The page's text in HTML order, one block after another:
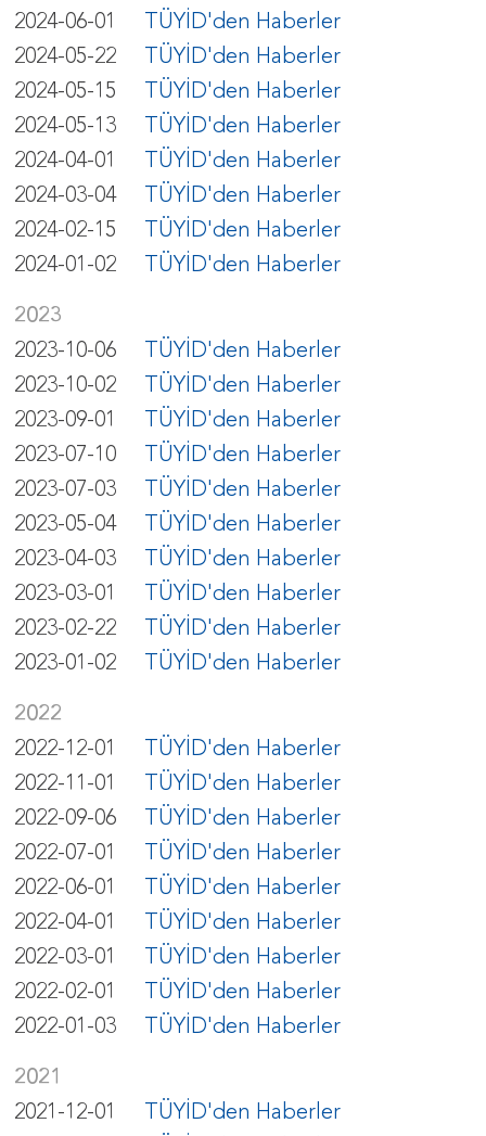
2024-06-01
TÜYİD'den Haberler
2024-05-22
TÜYİD'den Haberler
2024-05-15
TÜYİD'den Haberler
2024-05-13
TÜYİD'den Haberler
2024-04-01
TÜYİD'den Haberler
2024-03-04
TÜYİD'den Haberler
2024-02-15
TÜYİD'den Haberler
2024-01-02
TÜYİD'den Haberler
2023
2023-10-06
TÜYİD'den Haberler
2023-10-02
TÜYİD'den Haberler
2023-09-01
TÜYİD'den Haberler
2023-07-10
TÜYİD'den Haberler
2023-07-03
TÜYİD'den Haberler
2023-05-04
TÜYİD'den Haberler
2023-04-03
TÜYİD'den Haberler
2023-03-01
TÜYİD'den Haberler
2023-02-22
TÜYİD'den Haberler
2023-01-02
TÜYİD'den Haberler
2022
2022-12-01
TÜYİD'den Haberler
2022-11-01
TÜYİD'den Haberler
2022-09-06
TÜYİD'den Haberler
2022-07-01
TÜYİD'den Haberler
2022-06-01
TÜYİD'den Haberler
2022-04-01
TÜYİD'den Haberler
2022-03-01
TÜYİD'den Haberler
2022-02-01
TÜYİD'den Haberler
2022-01-03
TÜYİD'den Haberler
2021
2021-12-01
TÜYİD'den Haberler